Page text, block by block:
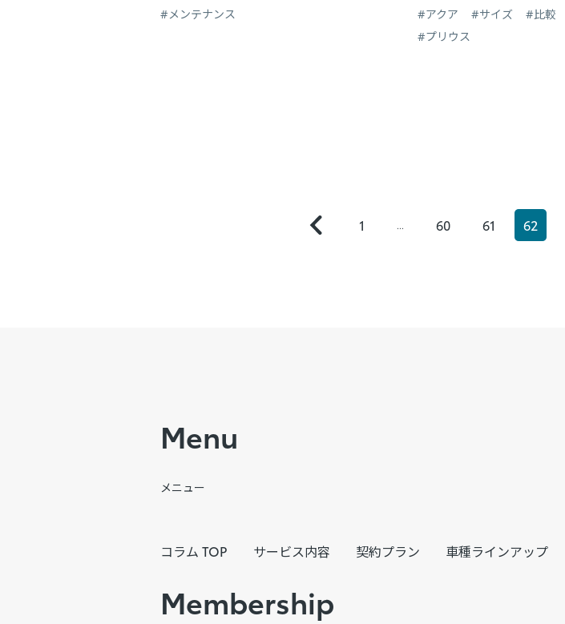
#メンテナンス #アクア #サイズ #比較
#プリウス
1 ... 60 61 62
Menu
メニュー
コラム TOP サービス内容 契約プラン 車種ラインアップ
Membership